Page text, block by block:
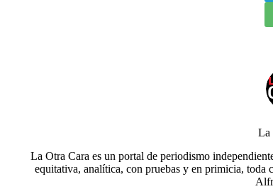
La
La Otra Cara es un portal de periodismo
equitativa, analítica, con pruebas y en primicia, toda